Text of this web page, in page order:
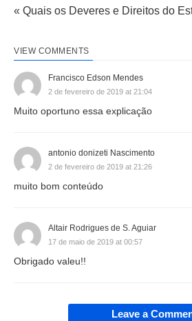
« Quais os Deveres e Direitos do
VIEW COMMENTS
Francisco Edson Mendes
2 de fevereiro de 2019 at 21:04
Muito oportuno essa explicação
antonio donizeti Nascimento
2 de fevereiro de 2019 at 21:26
muito bom conteúdo
Altair Rodrigues de S. Aguiar
17 de maio de 2019 at 00:57
Obrigado valeu!!
Leave a